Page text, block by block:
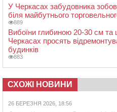
У Черкасах забудовника
біля майбутнього
889
Вибоїни глибиною 20-30 см
Черкасах просять
будинків
883
СХОЖІ НОВИНИ
26 БЕРЕЗНЯ 2026, 18:56